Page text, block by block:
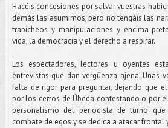
Hacéis concesiones por salvar vuestras
demás las asumimos, pero no tengáis las
trapicheos y manipulaciones y encima
vida, la democracia y el derecho a respirar.
Los espectadores, lectores u oyentes
entrevistas que dan vergüenza ajena. Unas
falta de rigor para preguntar, dejando que
por los cerros de Úbeda contestando o por
personalismo del periodista de turno
combate de egos y se dedica a atacar frontal